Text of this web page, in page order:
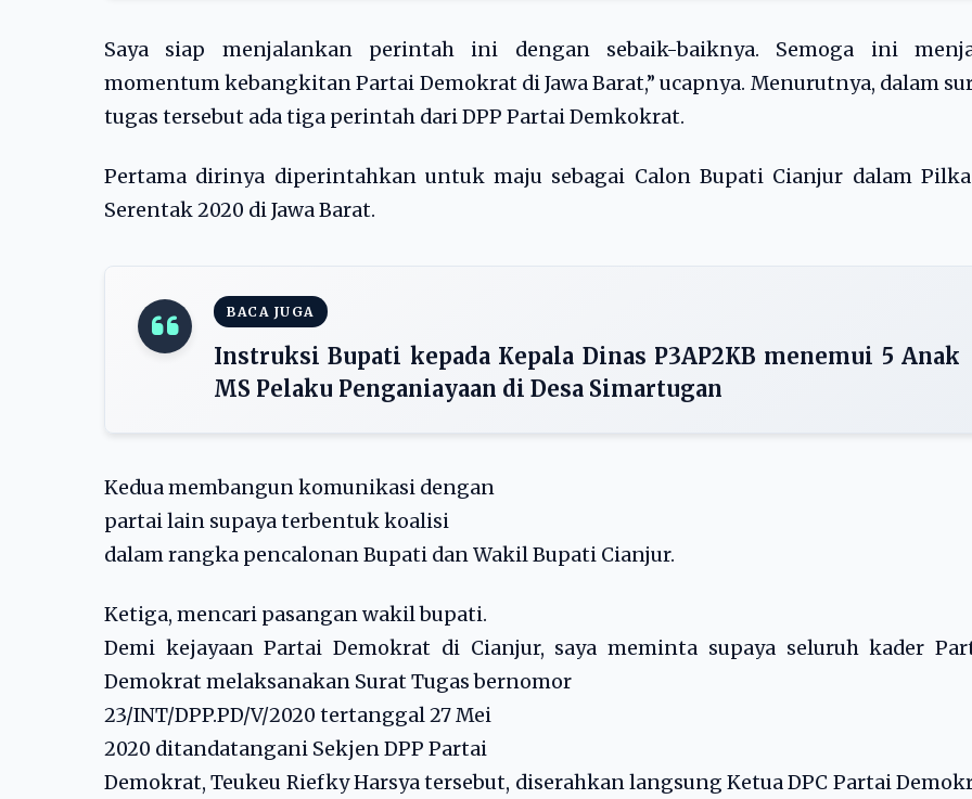
Saya siap menjalankan perintah ini dengan sebaik-baiknya. Semoga ini
momentum kebangkitan Partai Demokrat di Jawa Barat,” ucapnya. Menurutnya, dalam
tugas tersebut ada tiga perintah dari DPP Partai Demkokrat.
Pertama dirinya diperintahkan untuk maju sebagai Calon Bupati Cianjur dalam
Serentak 2020 di Jawa Barat.
BACA JUGA
Instruksi Bupati kepada Kepala Dinas P3AP2KB menemui 5 Anak
MS Pelaku Penganiayaan di Desa Simartugan
Kedua membangun komunikasi dengan
partai lain supaya terbentuk koalisi
dalam rangka pencalonan Bupati dan Wakil Bupati Cianjur.
Ketiga, mencari pasangan wakil bupati.
Demi kejayaan Partai Demokrat di Cianjur, saya meminta supaya seluruh kader
Demokrat melaksanakan Surat Tugas bernomor
23/INT/DPP.PD/V/2020 tertanggal 27 Mei
2020 ditandatangani Sekjen DPP Partai
Demokrat, Teukeu Riefky Harsya tersebut, diserahkan langsung Ketua DPC Partai